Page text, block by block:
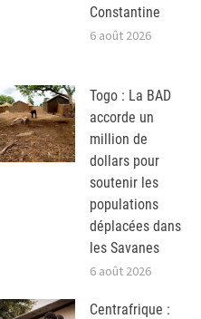
Constantine
6 août 2026
Togo : La BAD
accorde un
million de
dollars pour
soutenir les
populations
déplacées dans
les Savanes
6 août 2026
Centrafrique :